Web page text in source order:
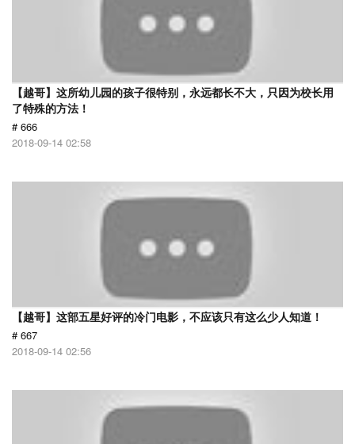
【越哥】这所幼儿园的孩子很特别，永远都长不大，只因为校长用
了特殊的方法！
# 666
2018-09-14 02:58
【越哥】这部五星好评的冷门电影，不应该只有这么少人知道！
# 667
2018-09-14 02:56